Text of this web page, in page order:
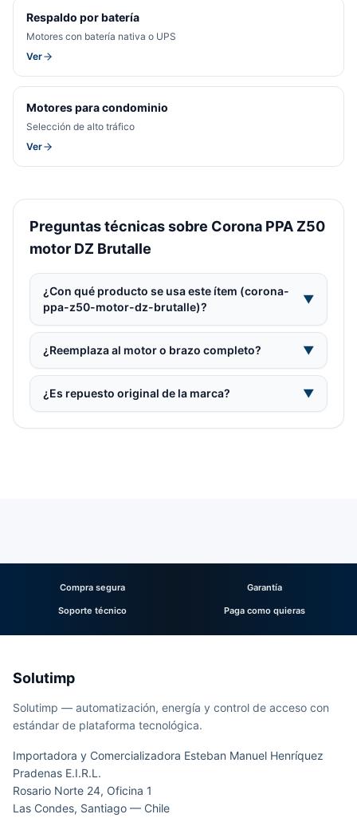
Respaldo por batería
Motores con batería nativa o UPS
Ver
Motores para condominio
Selección de alto tráfico
Ver
Preguntas técnicas sobre Corona PPA Z50
motor DZ Brutalle
¿Con qué producto se usa este ítem (corona-
ppa-z50-motor-dz-brutalle)?
▼
¿Reemplaza al motor o brazo completo? ▼
¿Es repuesto original de la marca? ▼
Compra segura Garantía
Soporte técnico Paga como quieras
Solutimp
Solutimp — automatización, energía y control de acceso con
estándar de plataforma tecnológica.
Importadora y Comercializadora Esteban Manuel Henríquez
Pradenas E.I.R.L.
Rosario Norte 24, Oficina 1
Las Condes, Santiago — Chile